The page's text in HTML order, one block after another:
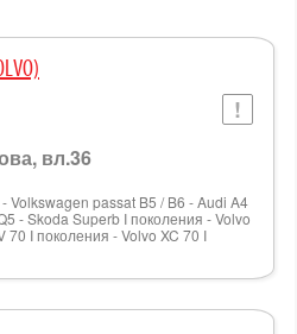
вл.36
passat B5 / B6 - Audi A4
I поколения - Volvo